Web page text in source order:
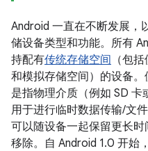
Android 一直在不断发展，
储设备类型和功能。所有
持配有传统存储空间 （包
和模拟存储空间）的设备。
是指物理介质（例如 SD 卡
用于进行临时数据传输/文件
可以随设备一起保留更长
移除。自 Android 1.0 开始